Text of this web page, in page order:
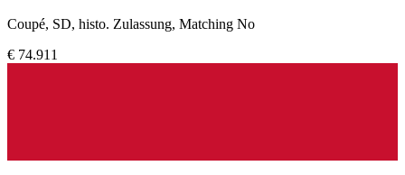
Coupé, SD, histo. Zulassung, Matching No
€ 74.911